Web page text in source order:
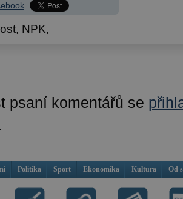
NPK,
psaní komentářů se
.
Politika Sport Ekonomika Kultura Od